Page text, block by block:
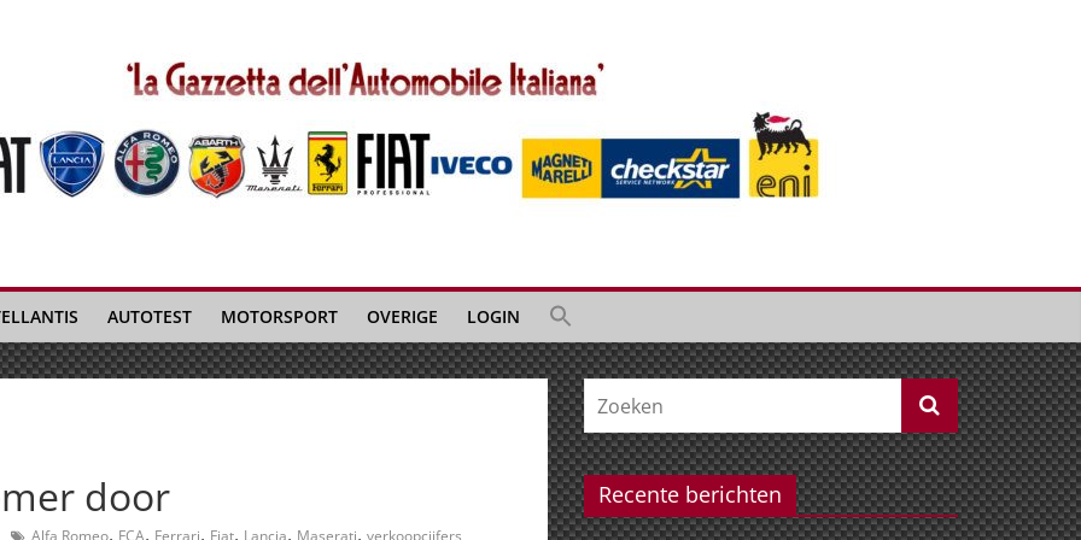
AUTOTEST MOTORSPORT OVERIGE LOGIN
door
Alfa Romeo, FCA, Ferrari, Fiat, Lancia, Maserati, verkoopcijfers
Recente berichten